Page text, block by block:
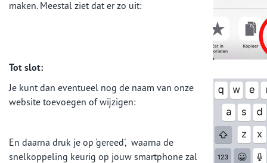
maken. Meestal ziet dat er zo uit:
Tot slot:
Je kunt dan eventueel nog de naam van onze
website toevoegen of wijzigen:
En daarna druk je op 'gereed', waarna de
snelkoppeling keurig op jouw smartphone zal